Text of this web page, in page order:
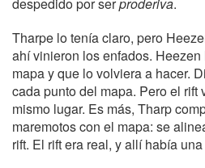
despedido por serproderiva.
Tharpe lo tenía claro, pero
ahí vinieron los enfados.
mapa y que lo volviera a hacer.
cada punto del mapa. Pero el rift
mismo lugar. Es más, Tharp
maremotos con el mapa: se
rift. El rift era real, y allí había